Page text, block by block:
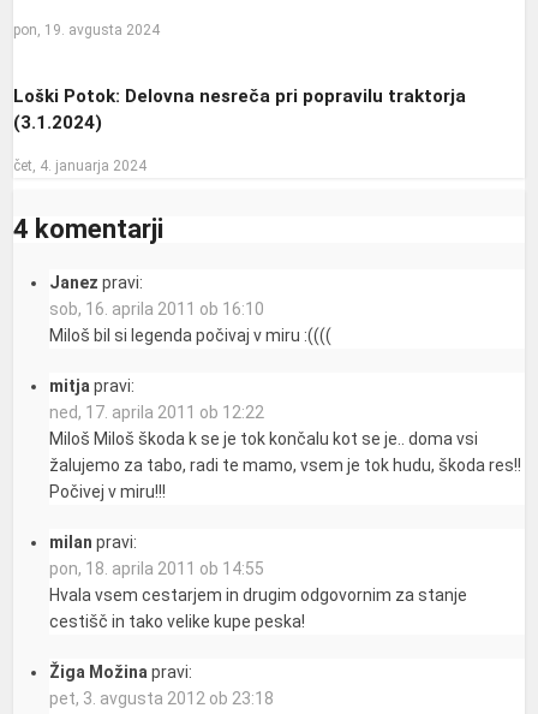
pon, 19. avgusta 2024
Loški Potok: Delovna nesreča pri popravilu traktorja
(3.1.2024)
čet, 4. januarja 2024
4 komentarji
Janez pravi:
sob, 16. aprila 2011 ob 16:10
Miloš bil si legenda počivaj v miru :((((
mitja pravi:
ned, 17. aprila 2011 ob 12:22
Miloš Miloš škoda k se je tok končalu kot se je.. doma vsi
žalujemo za tabo, radi te mamo, vsem je tok hudu, škoda res!!
Počivej v miru!!!
milan pravi:
pon, 18. aprila 2011 ob 14:55
Hvala vsem cestarjem in drugim odgovornim za stanje
cestišč in tako velike kupe peska!
Žiga Možina pravi:
pet, 3. avgusta 2012 ob 23:18